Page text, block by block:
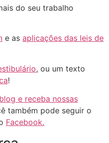
do seu trabalho
e as aplicações das leis de
, ou um texto
!
e receba nossas
também pode seguir o
Facebook.